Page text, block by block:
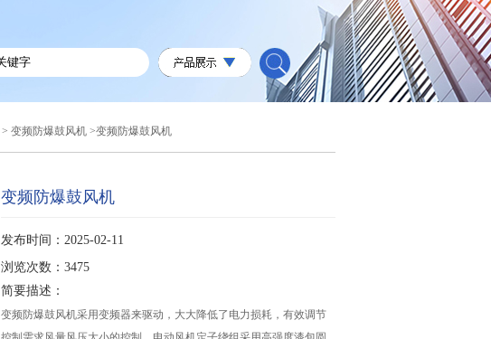
> 变频防爆鼓风机 >变频防爆鼓风机
变频防爆鼓风机
发布时间：2025-02-11
浏览次数：3475
简要描述：
变频防爆鼓风机采用变频器来驱动，大大降低了电力损耗，有效调节